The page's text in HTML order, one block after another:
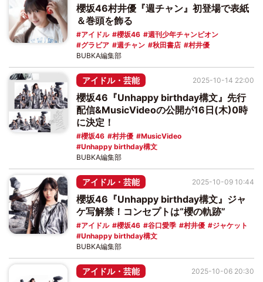
櫻坂46村井優『週チャン』初登場で表紙
＆巻頭を飾る
アイドル 櫻坂46
週刊少年チャンピオン
グラビア
週チャン 秋田書店
村井優
BUBKA編集部
アイドル・芸能
櫻坂46『Unhappy birthday構文』先行
配信&MusicVideoの公開が16日(木)0時
に決定！
櫻坂46 村井優
MusicVideo
Unhappy birthday構文
2025-10-14 22:00
BUBKA編集部
アイドル・芸能
櫻坂46『Unhappy birthday構文』ジャ
ケ写解禁！コンセプトは“櫻の軌跡”
アイドル 櫻坂46 谷口愛季 村井優
ジャケット
Unhappy birthday構文
2025-10-09 10:44
BUBKA編集部
アイドル・芸能 2025-10-06 20:30